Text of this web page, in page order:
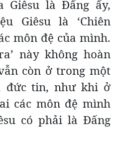
Giêsu là Đấng ấy,
Giêsu là ‘Chiên
môn đệ của mình.
này không hoàn
còn ở trong một
đức tin, như khi ở
các môn đệ mình
có phải là Đấng